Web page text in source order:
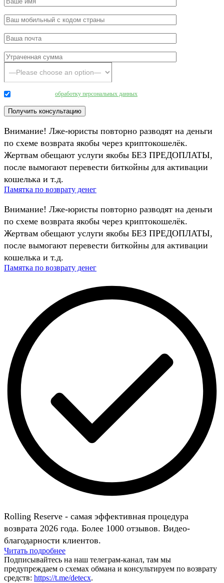
обработку персональных данных
Внимание! Лже-юристы повторно разводят на деньги
по схеме возврата якобы через криптокошелёк.
Жертвам обещают услуги якобы БЕЗ ПРЕДОПЛАТЫ,
после вымогают перевести биткойны для активации
кошелька и т.д.
Памятка по возврату денег
Внимание! Лже-юристы повторно разводят на деньги
по схеме возврата якобы через криптокошелёк.
Жертвам обещают услуги якобы БЕЗ ПРЕДОПЛАТЫ,
после вымогают перевести биткойны для активации
кошелька и т.д.
Памятка по возврату денег
Rolling Reserve - самая эффективная процедура
возврата 2026 года. Более 1000 отзывов. Видео-
благодарности клиентов.
Читать подробнее
Подписывайтесь на наш телеграм-канал, там мы
предупреждаем о схемах обмана и консультируем по возврату
средств: https://t.me/detecx.